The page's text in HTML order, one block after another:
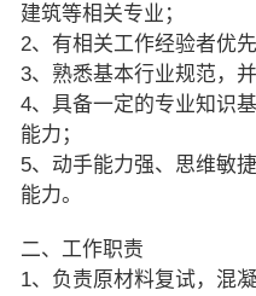
建筑等相关专业；
2、有相关工作经验者优先
3、熟悉基本行业规范，
4、具备一定的专业知识
能力；
5、动手能力强、思维敏
能力。
二、工作职责
1、负责原材料复试，混